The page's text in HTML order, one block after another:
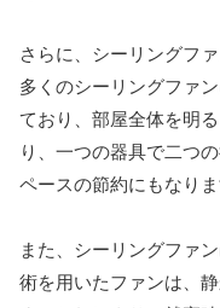
さらに、シーリングフ
多くのシーリングファ
ており、部屋全体を明
り、一つの器具で二つ
ペースの節約にもなりま
また、シーリングファ
術を用いたファンは、